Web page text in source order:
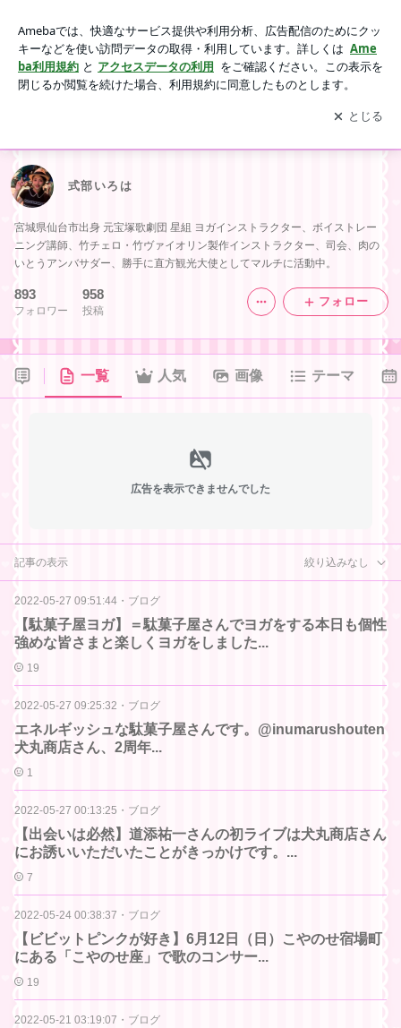
アプリをダウンロードして ブログの更新通知
を受け取りまし
ょう。
開く
式部いろは
宮城県仙台市出身 元宝塚歌劇団 星組 ヨガインストラクター、ボイストレー
ニング講師、竹チェロ・竹ヴァイオリン製作インストラクター、司会、肉の
いとうアンバサダー、勝手に直方観光大使としてマルチに活動中。
893
フォロワー
958
投稿
フォロー
一覧 人気 画像 テーマ
広告を表示できませんでした
記事の表示 絞り込みなし
2022-05-27 09:51:44 ・ ブログ
【駄菓子屋ヨガ】＝駄菓子屋さんでヨガをする本日も個性
強めな皆さまと楽しくヨガをしました...
19
2022-05-27 09:25:32 ・ ブログ
エネルギッシュな駄菓子屋さんです。@inumarushouten
犬丸商店さん、2周年...
1
2022-05-27 00:13:25 ・ ブログ
【出会いは必然】道添祐一さんの初ライブは犬丸商店さん
にお誘いいただいたことがきっかけです。...
7
2022-05-24 00:38:37 ・ ブログ
【ビビットピンクが好き】6月12日（日）こやのせ宿場町
にある「こやのせ座」で歌のコンサー...
19
2022-05-21 03:19:07 ・ ブログ